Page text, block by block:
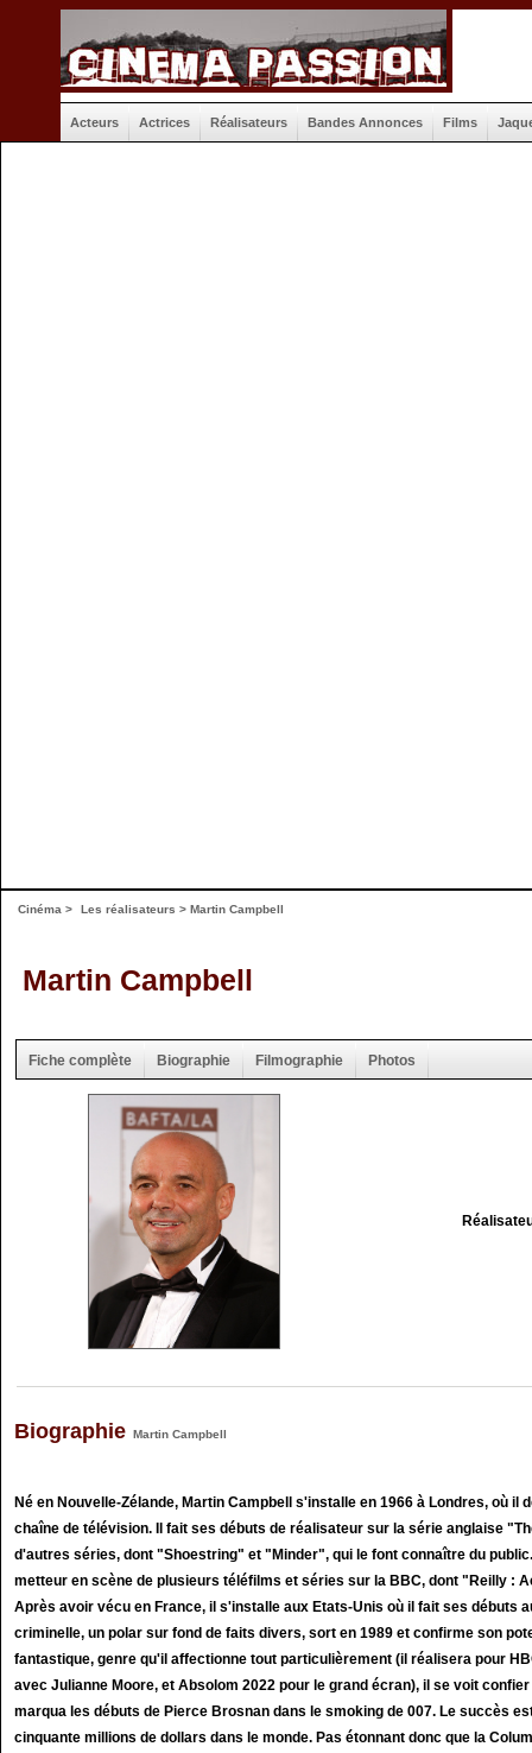
Acteurs Actrices Réalisateurs Bandes Annonces Films
Cinéma > Les réalisateurs > Martin Campbell
Martin Campbell
Fiche complète Biographie Filmographie Photos
Biographie Martin Campbell
Né en Nouvelle-Zélande, Martin Campbell s'installe en 1966 à Londres, où il
chaîne de télévision. Il fait ses débuts de réalisateur sur la série anglaise
d'autres séries, dont "Shoestring" et "Minder", qui le font connaître du
metteur en scène de plusieurs téléfilms et séries sur la BBC, dont "Reilly :
Après avoir vécu en France, il s'installe aux Etats-Unis où il fait ses débuts
criminelle, un polar sur fond de faits divers, sort en 1989 et confirme son
fantastique, genre qu'il affectionne tout particulièrement (il réalisera pour
avec Julianne Moore, et Absolom 2022 pour le grand écran), il se voit
marqua les débuts de Pierce Brosnan dans le smoking de 007. Le succès
cinquante millions de dollars dans le monde. Pas étonnant donc que la